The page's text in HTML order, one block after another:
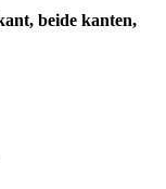
beide kanten,